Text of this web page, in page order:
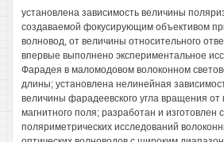
установлена зависимость величины
создаваемой фокусирующим объективом
волновод, от величины относительного
впервые выполнено экспериментальное
Фарадея в маломодовом волоконном
длины; установлена нелинейная
величины фарадеевского угла вращения от
магнитного поля; разработан и изготовлен
поляриметрических исследований